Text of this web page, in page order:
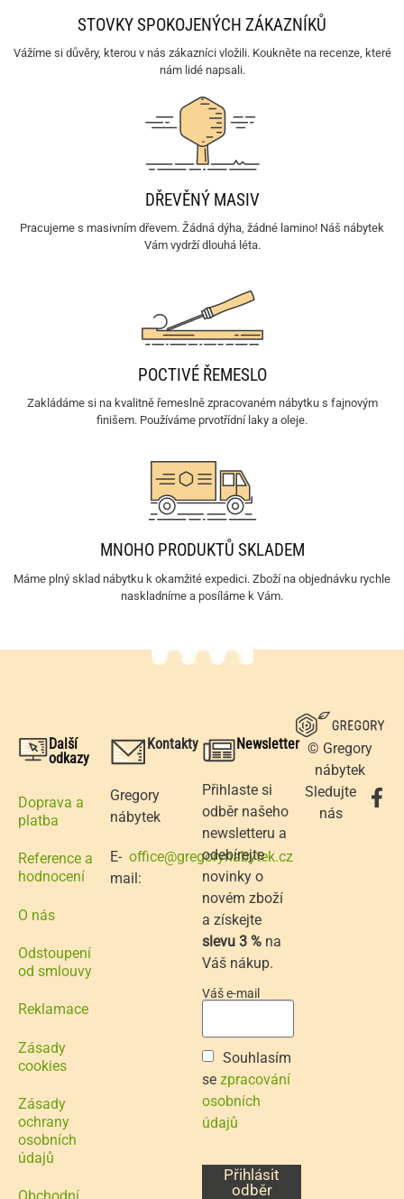
STOVKY SPOKOJENÝCH ZÁKAZNÍKŮ
Vážíme si důvěry, kterou v nás zákazníci vložili. Koukněte na recenze, které
nám lidé napsali.
DŘEVĚNÝ MASIV
Pracujeme s masivním dřevem. Žádná dýha, žádné lamino! Náš nábytek
Vám vydrží dlouhá léta.
POCTIVÉ ŘEMESLO
Zakládáme si na kvalitně řemeslně zpracovaném nábytku s fajnovým
finišem. Používáme prvotřídní laky a oleje.
MNOHO PRODUKTŮ SKLADEM
Máme plný sklad nábytku k okamžité expedici. Zboží na objednávku rychle
naskladníme a posíláme k Vám.
© Gregory
nábytek
Sledujte
nás
Další
odkazy
Doprava a
platba
Reference a
hodnocení
O nás
Odstoupení
od smlouvy
Reklamace
Zásady
cookies
Zásady
ochrany
osobních
údajů
Kontakty
Gregory
nábytek
E-
mail:
office@gregorynabytek.cz
Newsletter
Přihlaste si
odběr našeho
newsletteru a
odebírejte
novinky o
novém zboží
a získejte
slevu 3 % na
Váš nákup.
Váš e-mail
Souhlasím
se zpracování
osobních
údajů
Přihlásit
odběr